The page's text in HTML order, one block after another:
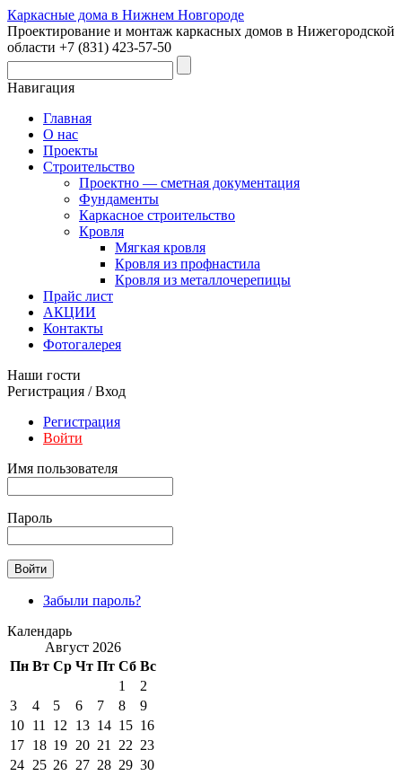
Каркасные дома в Нижнем Новгороде
Проектирование и монтаж каркасных домов в Нижегородской
области +7 (831) 423-57-50
Навигация
Главная
О нас
Проекты
Строительство
Проектно — сметная документация
Фундаменты
Каркасное строительство
Кровля
Мягкая кровля
Кровля из профнастила
Кровля из металлочерепицы
Прайс лист
АКЦИИ
Контакты
Фотогалерея
Наши гости
Регистрация / Вход
Регистрация
Войти
Имя пользователя
Пароль
Забыли пароль?
Календарь
Август 2026
Пн Вт Ср Чт Пт Сб Вс
1
2
3
4 5 6 7 8
9
10 11 12 13 14 15 16
17 18 19 20 21 22 23
24 25 26 27 28 29 30